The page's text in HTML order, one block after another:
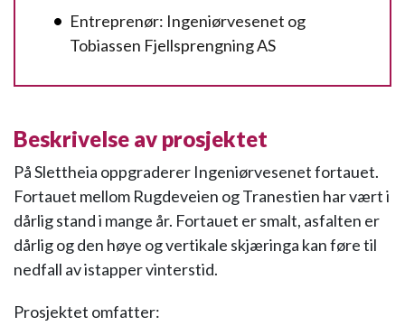
Entreprenør: Ingeniørvesenet og
Tobiassen Fjellsprengning AS
Beskrivelse av prosjektet
På Slettheia oppgraderer Ingeniørvesenet fortauet.
Fortauet mellom Rugdeveien og Tranestien har vært i
dårlig stand i mange år. Fortauet er smalt, asfalten er
dårlig og den høye og vertikale skjæringa kan føre til
nedfall av istapper vinterstid.
Prosjektet omfatter: